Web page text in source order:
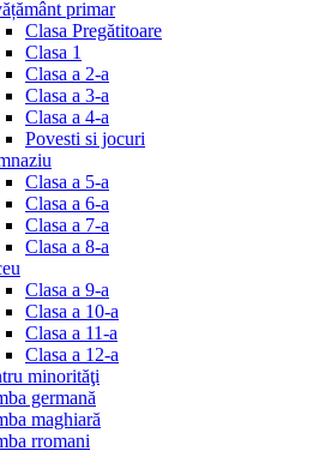
primar
Clasa Pregătitoare
Clasa 1
Clasa a 2-a
Clasa a 3-a
Clasa a 4-a
Povesti si jocuri
Clasa a 5-a
Clasa a 6-a
Clasa a 7-a
Clasa a 8-a
Clasa a 9-a
Clasa a 10-a
Clasa a 11-a
Clasa a 12-a
minorităţi
germană
maghiară
rromani